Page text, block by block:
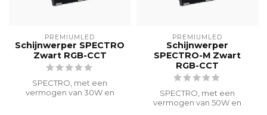
PREMIUMLED
Schijnwerper SPECTRO
Zwart RGB-CCT
SPECTRO, met een
vermogen van 30W en
PREMIUMLED
Schijnwerper
SPECTRO-M Zwart
RGB-CCT
SPECTRO, met een
vermogen van 50W en